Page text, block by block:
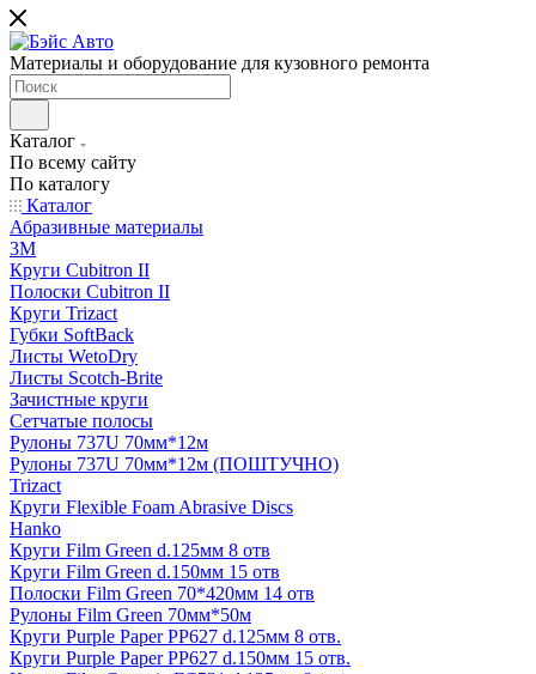
Материалы и оборудование для кузовного ремонта
Каталог
По всему сайту
По каталогу
Каталог
Абразивные материалы
3M
Круги Cubitron II
Полоски Cubitron II
Круги Trizact
Губки SoftBack
Листы WetoDry
Листы Scotch-Brite
Зачистные круги
Сетчатые полосы
Рулоны 737U 70мм*12м
Рулоны 737U 70мм*12м (ПОШТУЧНО)
Trizact
Круги Flexible Foam Abrasive Discs
Hanko
Круги Film Green d.125мм 8 отв
Круги Film Green d.150мм 15 отв
Полоски Film Green 70*420мм 14 отв
Рулоны Film Green 70мм*50м
Круги Purple Paper PP627 d.125мм 8 отв.
Круги Purple Paper PP627 d.150мм 15 отв.